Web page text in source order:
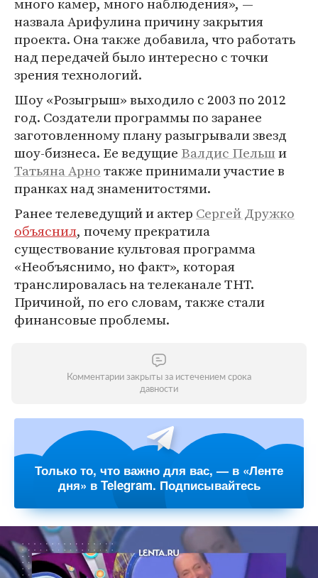
назвала Арифулина причину закрытия
проекта. Она также добавила, что работать
над передачей было интересно с точки
зрения технологий.
Шоу «Розыгрыш» выходило с 2003 по 2012
год. Создатели программы по заранее
заготовленному плану разыгрывали звезд
шоу-бизнеса. Ее ведущие Валдис Пельши
Татьяна Арнотакже принимали участие в
пранках над знаменитостями.
Ранее телеведущий и актер Сергей Дружко
объяснил, почему прекратила
существование культовая программа
«Необъяснимо, но факт», которая
транслировалась на телеканале ТНТ.
Причиной, по его словам, также стали
финансовые проблемы.
Комментарии закрыты за истечением срока
давности
Только то, что важно для вас, — в «Ленте
дня» в Telegram. Подписывайтесь